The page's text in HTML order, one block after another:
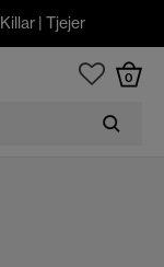
Killar| Tjejer
0